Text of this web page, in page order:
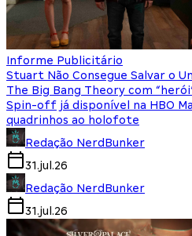
Informe Publicitário
Stuart Não Consegue Salvar o
The Big Bang Theory com
Spin-off já disponível na HBO
quadrinhos ao holofote
Redação NerdBunker
31.jul.26
Redação NerdBunker
31.jul.26